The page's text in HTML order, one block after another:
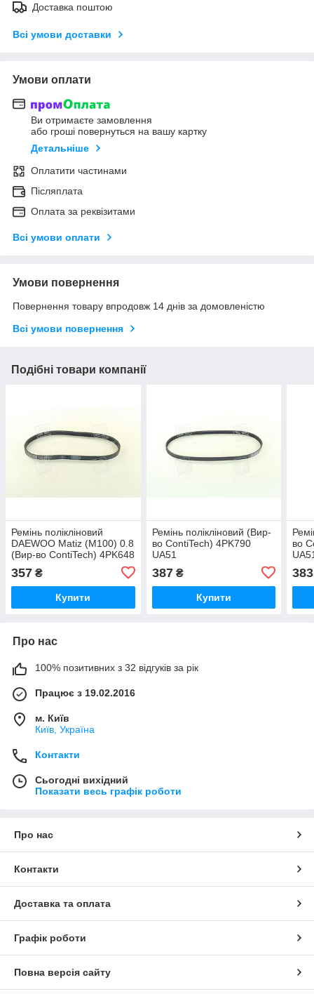
Доставка поштою
Всі умови доставки
Умови оплати
Ви отримаєте замовлення
або гроші повернуться на вашу картку
Детальніше
Оплатити частинами
Післяплата
Оплата за реквізитами
Всі умови оплати
Умови повернення
Повернення товару впродовж 14 днів за домовленістю
Всі умови повернення
Подібні товари компанії
Ремінь полікліновий
DAEWOO Matiz (M100) 0.8
(Вир-во ContiTech) 4PK648
357 ₴
Купити
Ремінь полікліновий (Вир-
во ContiTech) 4PK790
UA51
387₴
Купити
во
383
Про нас
100% позитивних з 32 відгуків за рік
Працює з 19.02.2016
м. Київ
Київ, Україна
Контакти
Сьогодні вихідний
Показати весь графік роботи
Про нас
Контакти
Доставка та оплата
Графік роботи
Повна версія сайту